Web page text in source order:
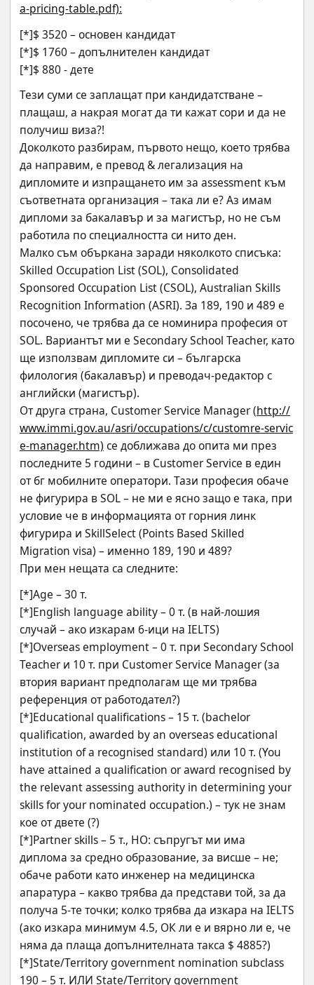
a-pricing-table.pdf):
[*]$ 3520 – основен кандидат
[*]$ 1760 – допълнителен кандидат
[*]$ 880 - дете
Тези суми се заплащат при кандидатстване –
плащаш, а накрая могат да ти кажат сори и да не
получиш виза?!
Доколкото разбирам, първото нещо, което трябва
да направим, е превод & легализация на
дипломите и изпращането им за assessment към
съответната организация – така ли е? Аз имам
дипломи за бакалавър и за магистър, но не съм
работила по специалността си нито ден.
Малко съм объркана заради няколкото списъка:
Skilled Occupation List (SOL), Consolidated
Sponsored Occupation List (CSOL), Australian Skills
Recognition Information (ASRI). За 189, 190 и 489 е
посочено, че трябва да се номинира професия от
SOL. Вариантът ми е Secondary School Teacher, като
ще използвам дипломите си – българска
филология (бакалавър) и преводач-редактор с
английски (магистър).
От друга страна, Customer Service Manager (http://
www.immi.gov.au/asri/occupations/c/customre-servic
e-manager.htm) се доближава до опита ми през
последните 5 години – в Customer Service в един
от бг мобилните оператори. Тази професия обаче
не фигурира в SOL – не ми е ясно защо е така, при
условие че в информацията от горния линк
фигурира и SkillSelect (Points Based Skilled
Migration visa) – именно 189, 190 и 489?
При мен нещата са следните:
[*]Age – 30 т.
[*]English language ability – 0 т. (в най-лошия
случай – ако изкарам 6-ици на IELTS)
[*]Overseas employment – 0 т. при Secondary School
Teacher и 10 т. при Customer Service Manager (за
втория вариант предполагам ще ми трябва
референция от работодател?)
[*]Educational qualifications – 15 т. (bachelor
qualification, awarded by an overseas educational
institution of a recognised standard) или 10 т. (You
have attained a qualification or award recognised by
the relevant assessing authority in determining your
skills for your nominated occupation.) – тук не знам
кое от двете (?)
[*]Partner skills – 5 т., НО: съпругът ми има
диплома за средно образование, за висше – не;
обаче работи като инженер на медицинска
апаратура – какво трябва да представи той, за да
получа 5-те точки; колко трябва да изкара на IELTS
(ако изкара минимум 4.5, ОК ли е и вярно ли е, че
няма да плаща допълнителната такса $ 4885?)
[*]State/Territory government nomination subclass
190 – 5 т. ИЛИ State/Territory government